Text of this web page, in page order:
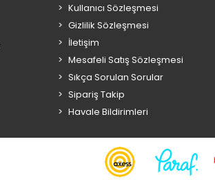
Kullanıcı Sözleşmesi
Gizlilik Sözleşmesi
İletişim
Mesafeli Satış Sözleşmesi
Sıkça Sorulan Sorular
Sipariş Takip
Havale Bildirimleri